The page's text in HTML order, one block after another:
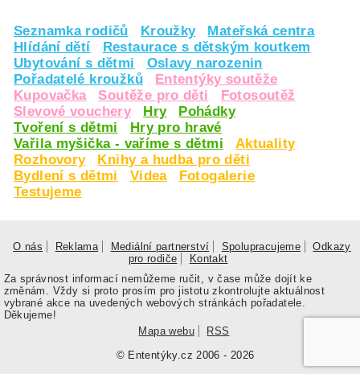
Seznamka rodičů Kroužky
Mateřská centra
Hlídání dětí
Restaurace s dětským koutkem
Ubytování s dětmi
Oslavy narozenin
Pořadatelé kroužků
Ententýky soutěže
Kupovačka
Soutěže pro děti
Fotosoutěž
Slevové vouchery
Hry
Pohádky
Tvoření s dětmi
Hry pro hravé
Vařila myšička - vaříme s dětmi
Aktuality
Rozhovory
Knihy a hudba pro děti
Bydlení s dětmi
Videa
Fotogalerie
Testujeme
O nás Reklama Mediální partnerství Spolupracujeme
Odkazy
pro rodiče
Kontakt
© Ententýky.cz 2006 - 2026
Za správnost informací nemůžeme ručit, v čase může dojít ke
změnám. Vždy si proto prosím pro jistotu zkontrolujte aktuálnost
vybrané akce na uvedených webových stránkách pořadatele.
Děkujeme!
Mapa webu
RSS